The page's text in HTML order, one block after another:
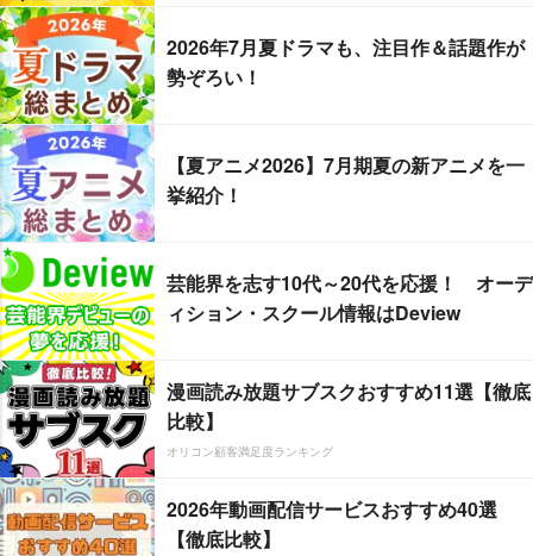
2026年7月夏ドラマも、注目作＆話題作が
勢ぞろい！
【夏アニメ2026】7月期夏の新アニメを一
挙紹介！
芸能界を志す10代～20代を応援！ オーデ
ィション・スクール情報はDeview
漫画読み放題サブスクおすすめ11選【徹底
比較】
オリコン顧客満足度ランキング
2026年動画配信サービスおすすめ40選
【徹底比較】